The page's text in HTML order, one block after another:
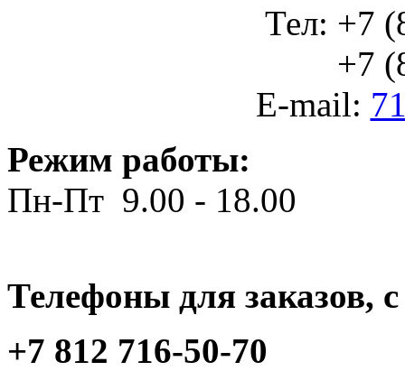
Тел: +7
+7
E-mail:
Режим работы:
Пн-Пт 9.00 - 18.00
Телефоны для заказов,
+7 812 716-50-70